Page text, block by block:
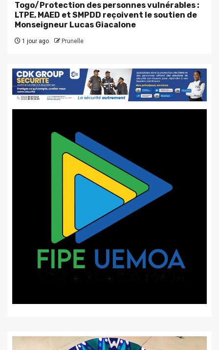
Togo/Protection des personnes vulnérables :
LTPE, MAED et SMPDD reçoivent le soutien de
Monseigneur Lucas Giacalone
1 jour ago Prunelle